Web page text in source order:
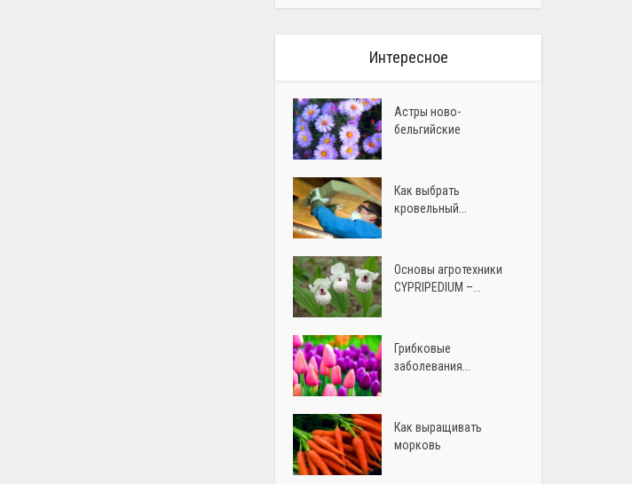
Интересное
Астры ново-
бельгийские
Как выбрать
кровельный...
Основы агротехники
CYPRIPEDIUM –...
Грибковые
заболевания...
Как выращивать
морковь